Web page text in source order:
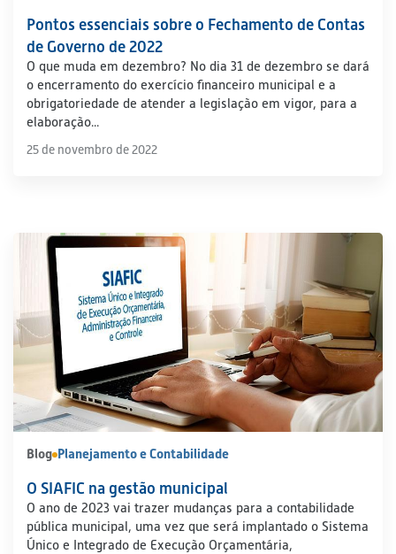
Pontos essenciais sobre o Fechamento de Contas
de Governo de 2022
O que muda em dezembro? No dia 31 de dezembro se dará
o encerramento do exercício financeiro municipal e a
obrigatoriedade de atender a legislação em vigor, para a
elaboração...
25 de novembro de 2022
Blog Planejamento e Contabilidade
O SIAFIC na gestão municipal
O ano de 2023 vai trazer mudanças para a contabilidade
pública municipal, uma vez que será implantado o Sistema
Único e Integrado de Execução Orçamentária,